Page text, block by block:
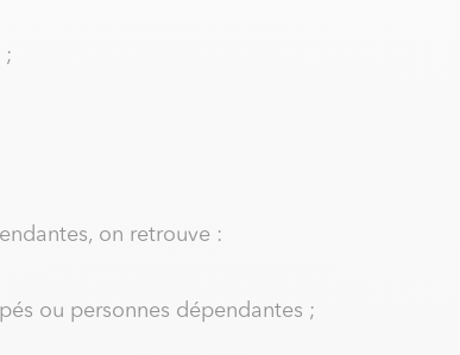
;
on retrouve :
ou personnes dépendantes ;